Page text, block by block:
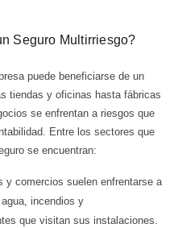
Seguro Multirriesgo?
puede beneficiarse de un
tiendas y oficinas hasta fábricas
se enfrentan a riesgos que
Entre los sectores que
se encuentran:
y comercios suelen enfrentarse a
incendios y
que visitan sus instalaciones.